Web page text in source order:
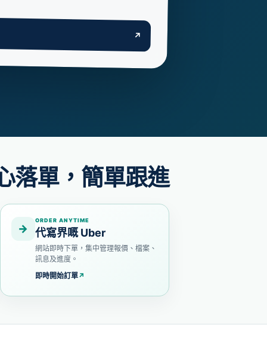
↗
落單，簡單跟進
→
ORDER ANYTIME
代寫界嘅 Uber
網站即時下單，集中管理報價、檔案、
訊息及進度。
即時開始訂單↗